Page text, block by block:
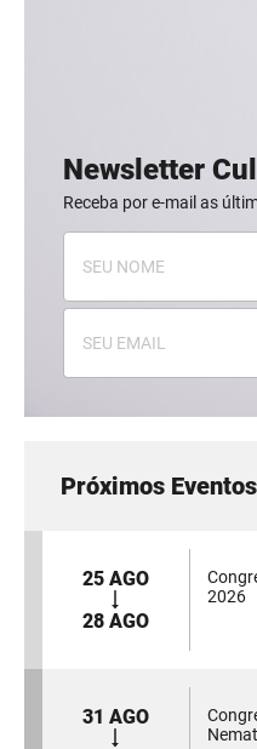
Newsletter
Receba por e-mail as
Próximos Eventos
25 AGO
28 AGO
2026
31 AGO